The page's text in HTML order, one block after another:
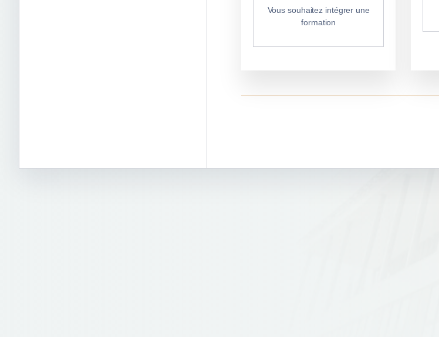
Vous souhaitez intégrer une
formation